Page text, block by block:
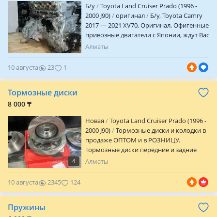
2
Б/y
Toyota Land Cruiser Prado (1996 -
2000 J90)
оригинал
Б/y, Toyota Camry
2017 — 2021 XV70, Оригинал, Офигенные
привозные двигатели с Японии, ждут Вас
в идеальном состоянии Качественная
ПОДАРОК Гарантия от поставщика
Прямые поставки ЦЕНЫ И НАЛИЧИЕ
УТОЧНЯТЬ Без посредников и переплат
Алматы
10 августа 23 1
Тормозные диски
8 000 ₸
4
Новая
Toyota Land Cruiser Prado (1996 -
2000 J90)
Тормозные диски и колодки в
продаже ОПТОМ и в РОЗНИЦУ.
Тормозные диски передние и задние
разных брендов имеются в наличии.
за хорошие цены. Звоните уточняйте
Алматы
10 августа 2345 124
Пружины